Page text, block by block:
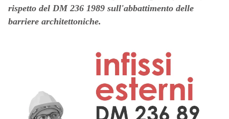
rispetto del DM 236 1989 sull'abbattimento delle
barriere architettoniche.